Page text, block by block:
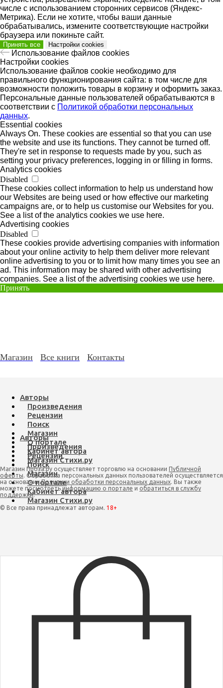
числе с использованием сторонних сервисов (Яндекс-
Метрика). Если не хотите, чтобы ваши данные
обрабатывались, измените соответствующие настройки
браузера или покиньте сайт.
Принять все Настройки cookies
Использование файлов cookies
Настройки cookies
Использование файлов cookie необходимо для
правильного функционирования сайта: в том числе для
возможности положить товары в корзину и оформить заказ.
Персональные данные пользователей обрабатываются в
соответствии с Политикой обработки персональных
данных.
Essential cookies
Always On. These cookies are essential so that you can use
the website and use its functions. They cannot be turned off.
They're set in response to requests made by you, such as
setting your privacy preferences, logging in or filling in forms.
Analytics cookies
Disabled
These cookies collect information to help us understand how
our Websites are being used or how effective our marketing
campaigns are, or to help us customise our Websites for you.
See a list of the analytics cookies we use here.
Advertising cookies
Disabled
These cookies provide advertising companies with information
about your online activity to help them deliver more relevant
online advertising to you or to limit how many times you see an
ad. This information may be shared with other advertising
companies. See a list of the advertising cookies we use here.
Принять
Магазин Все книги Контакты
Авторы
Произведения
Рецензии
Поиск
Магазин
О портале
Кабинет автора
Магазин Стихи.ру
Авторы
Произведения
Рецензии
Поиск
Магазин
О портале
Кабинет автора
Магазин Стихи.ру
Магазин Проза.ру осуществляет торговлю на основании Публичной
оферты. Обработка персональных данных пользователей осуществляется
на основанииПолитики обработки персональных данных. Вы также
можете посмотреть информацию о портале и обратиться в службу
поддержки.
© Все права принадлежат авторам. 18+